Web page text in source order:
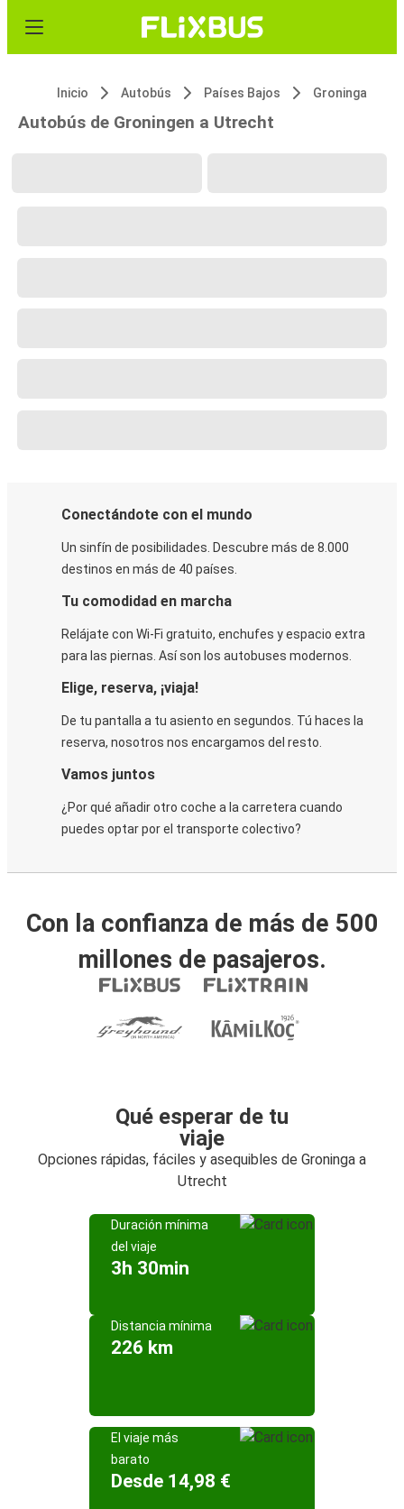
Inicio Autobús Países Bajos Groninga
Autobús de Groningen a Utrecht
Conectándote con el mundo
Un sinfín de posibilidades. Descubre más de 8.000
destinos en más de 40 países.
Tu comodidad en marcha
Relájate con Wi-Fi gratuito, enchufes y espacio extra
para las piernas. Así son los autobuses modernos.
Elige, reserva, ¡viaja!
De tu pantalla a tu asiento en segundos. Tú haces la
reserva, nosotros nos encargamos del resto.
Vamos juntos
¿Por qué añadir otro coche a la carretera cuando
puedes optar por el transporte colectivo?
Con la confianza de más de 500
millones de pasajeros.
Qué esperar de tu
viaje
Opciones rápidas, fáciles y asequibles de Groninga a
Utrecht
Duración mínima
del viaje
3h 30min
Distancia mínima
226 km
El viaje más
barato
Desde 14,98 €